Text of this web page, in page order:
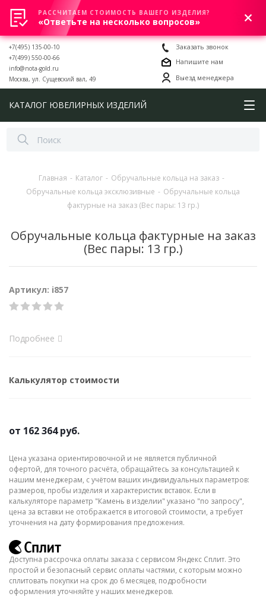
0
+7(495) 135-00-10
+7(499) 550-00-66
info@nota-gold.ru
Москва, ул. Сущевский вал, 49
Заказать звонок
Напишите нам
Выезд менеджера
КАТАЛОГ ЮВЕЛИРНЫХ ИЗДЕЛИЙ
Главная - Каталог - Обручальные кольца на заказ -
Обручальные кольца эксклюзивные - Обручальные кольца
фактурные на заказ (Вес пары: 13 гр.)
Обручальные кольца фактурные на заказ
(Вес пары: 13 гр.)
Артикул: i857
Подробнее
Калькулятор стоимости
от 162 364 руб.
Цена указана ориентировочной и не является публичной
офертой, для точного расчёта, обращайтесь за консультацией к
нашим менеджерам, с учётом ваших индивидуальных параметров:
размеров, пробы изделия и характеристик вставок. Если в
калькуляторе параметр "Камень в изделии" указано "по запросу",
цена за вставки не отображается в итоговой стоимости, а требует
уточнения на дату формирования предложения.
Доступна рассрочка оплаты заказа с сервисом Яндекс Сплит. Это
простой и безопасный сервис оплаты частями, с которым можно
сплитовать покупки на срок до 6 месяцев, подробности
оформления уточняйте у наших менеджеров.
РАССЧИТАЕМ СТОИМОСТЬ ВАШЕГО ИЗДЕЛИЯ?
«Ответьте на несколько вопросов»